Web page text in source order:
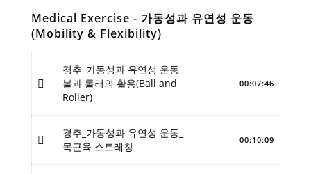
Medical Exercise - 가동성과 유연성 운동
(Mobility & Flexibility)
경추_가동성과 유연성 운동_
볼과 롤러의 활용(Ball and
Roller)
00:07:46
경추_가동성과 유연성 운동_
목근육 스트레칭
00:10:09